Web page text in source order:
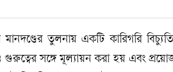
তুলনায় একটি কারিগরি
গুরুত্বের সঙ্গে মূল্যায়ন করা হয় এবং